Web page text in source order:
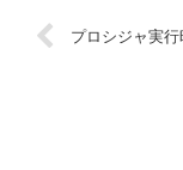
プロシジャ実